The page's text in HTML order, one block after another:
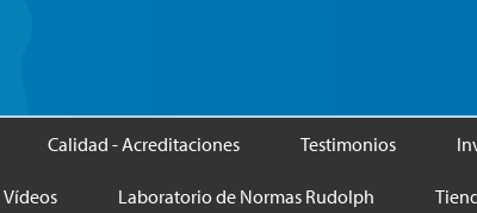
Calidad - Acreditaciones Testimonios
Vídeos Laboratorio de Normas Rudolph